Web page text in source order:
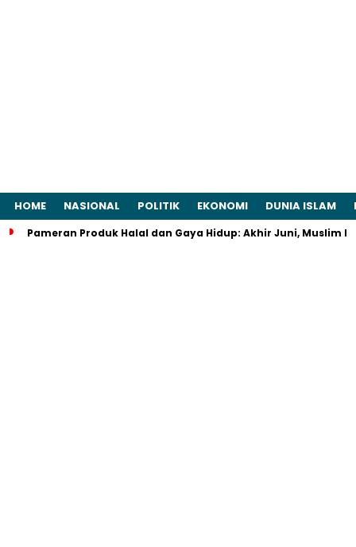
HOME NASIONAL POLITIK EKONOMI DUNIA ISLAM
Pameran Produk Halal dan Gaya Hidup: Akhir Juni, Muslim